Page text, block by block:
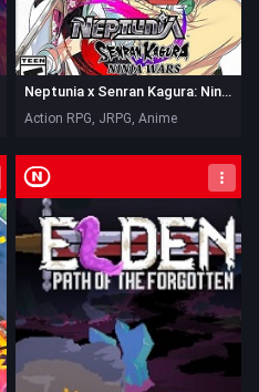
Neptunia x Senran Kagura: Ninja Wars
Action RPG, JRPG, Anime
Nintendo Switch